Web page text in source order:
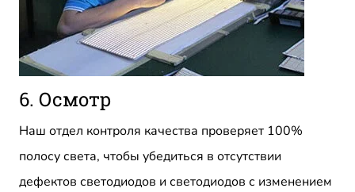
6. Осмотр
Наш отдел контроля качества проверяет 100%
полосу света, чтобы убедиться в отсутствии
дефектов светодиодов и светодиодов с изменением